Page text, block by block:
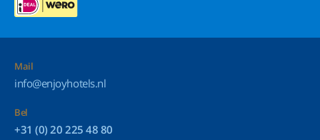
Mail
info@enjoyhotels.nl
Bel
+31 (0) 20 225 48 80